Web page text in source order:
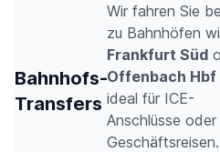
Bahnhofs-
Transfers
Wir fahren Sie
zu Bahnhöfen
Frankfurt Süd
Offenbach Hbf
ideal für ICE-
Anschlüsse oder
Geschäftsreisen.